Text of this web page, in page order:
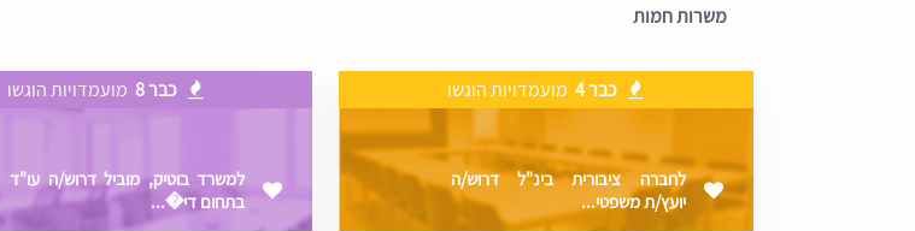
משרות חמות
כבר 4 מועמדויות הוגשו
לחברה ציבורית בינ"ל דרוש/ה
יועץ/ת משפטי...
כבר 8 מועמדויות הוגשו
למשרד בוטיק, מוביל דרוש/ה עו"ד
בתחום די�...